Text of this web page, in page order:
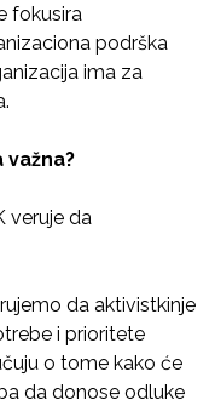
fokusira
podrška
ima za
veruje da
da aktivistkinje
i prioritete
o tome kako će
da donose odluke